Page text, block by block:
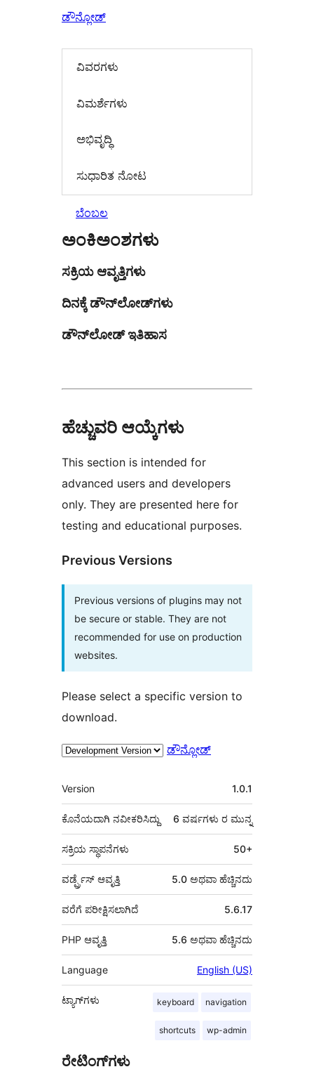
ಡೌನ್ಲೋಡ್
ವಿವರಗಳು
‍ವಿಮರ್ಶೆಗಳು‍
ಅಭಿವೃದ್ಧಿ
ಸುಧಾರಿತ ನೋಟ
ಬೆಂಬಲ
ಅಂಕಿಅಂಶಗಳು
ಸಕ್ರಿಯ ಆವೃತ್ತಿಗಳು
ದಿನಕ್ಕೆ ಡೌನ್‌ಲೋಡ್‌ಗಳು
ಡೌನ್‌ಲೋಡ್ ಇತಿಹಾಸ
ಹೆಚ್ಚುವರಿ ಆಯ್ಕೆಗಳು
This section is intended for
advanced users and developers
only. They are presented here for
testing and educational purposes.
Previous Versions
Previous versions of plugins may not
be secure or stable. They are not
recommended for use on production
websites.
Please select a specific version to
download.
ಡೌನ್ಲೋಡ್
ಮೆಟಾ
Version 1.0.1
ಕೊನೆಯದಾಗಿ ನವೀಕರಿಸಿದ್ದು 6 ವರ್ಷಗಳು ರ ಮುನ್ನ
ಸಕ್ರಿಯ ಸ್ಥಾಪನೆಗಳು 50+
ವರ್ಡ್ಪ್ರೆಸ್ ಆವೃತ್ತಿ 5.0 ಅಥವಾ ಹೆಚ್ಚಿನದು
5.6.17
ವರೆಗೆ ಪರೀಕ್ಷಿಸಲಾಗಿದೆ
PHP ಆವೃತ್ತಿ 5.6 ಅಥವಾ ಹೆಚ್ಚಿನದು
Language English (US)
ಟ್ಯಾಗ್‌ಗಳು keyboard navigation
shortcuts wp-admin
ರೇಟಿಂಗ್‌ಗಳು